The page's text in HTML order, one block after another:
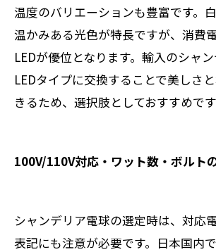
温度のバリエーションも豊富です。
温かみある光色が特長ですが、消費
LEDが優位となります。輸入のシャン
LEDタイプに交換することで美しさ
きるため、選択肢としておすすめです
100V/110V対応・ワット数・ボルト
シャンデリア電球の選定時は、対応
表記にも注意が必要です。日本国内